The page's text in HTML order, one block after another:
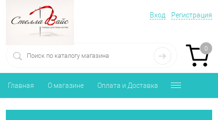
Вход Регистрация
0
Главная О магазине Оплата и Доставка